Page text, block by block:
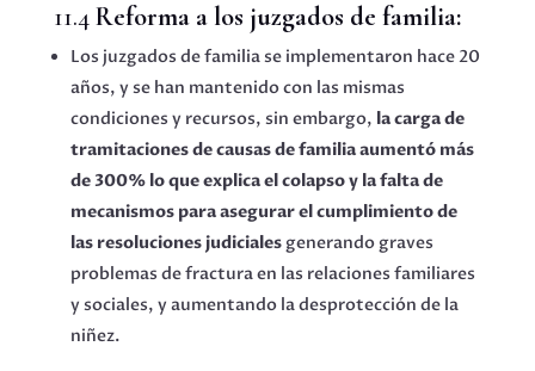
11.4Reforma a los juzgados de familia:
Los juzgados de familia se implementaron hace 20
años, y se han mantenido con las mismas
condiciones y recursos, sin embargo, la carga de
tramitaciones de causas de familia aumentó más
de 300% lo que explica el colapso y la falta de
mecanismos para asegurar el cumplimiento de
las resoluciones judiciales generando graves
problemas de fractura en las relaciones familiares
y sociales, y aumentando la desprotección de la
niñez.